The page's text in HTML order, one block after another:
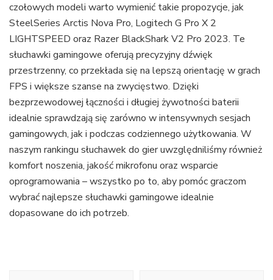
czołowych modeli warto wymienić takie propozycje, jak
SteelSeries Arctis Nova Pro, Logitech G Pro X 2
LIGHTSPEED oraz Razer BlackShark V2 Pro 2023. Te
słuchawki gamingowe oferują precyzyjny dźwięk
przestrzenny, co przekłada się na lepszą orientację w grach
FPS i większe szanse na zwycięstwo. Dzięki
bezprzewodowej łączności i długiej żywotności baterii
idealnie sprawdzają się zarówno w intensywnych sesjach
gamingowych, jak i podczas codziennego użytkowania. W
naszym rankingu słuchawek do gier uwzględniliśmy również
komfort noszenia, jakość mikrofonu oraz wsparcie
oprogramowania – wszystko po to, aby pomóc graczom
wybrać najlepsze słuchawki gamingowe idealnie
dopasowane do ich potrzeb.